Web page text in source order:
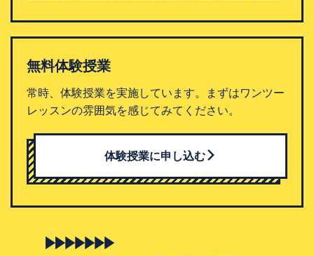
無料体験授業
常時、体験授業を実施しています。まずはワンツー
レッスンの雰囲気を感じてみてください。
体験授業に申し込む